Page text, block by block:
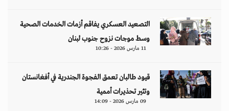
التصعيد العسكري يفاقم أزمات الخدمات الصحية
وسط موجات نزوح جنوب لبنان
11 مارس 2026 - 10:26
قيود طالبان تعمق الفجوة الجندرية في أفغانستان
وتثير تحذيرات أممية
09 مارس 2026 - 14:09